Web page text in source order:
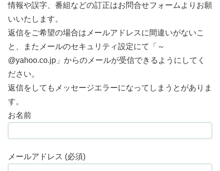
情報や誤字、番組などの訂正はお問合せフォームよりお願
いいたします。
返信をご希望の場合はメールアドレスに間違いがないこ
と、またメールのセキュリティ設定にて「～
@yahoo.co.jp」からのメールが受信できるようにしてく
ださい。
返信をしてもメッセージエラーになってしまうとがありま
す。
お名前
メールアドレス (必須)